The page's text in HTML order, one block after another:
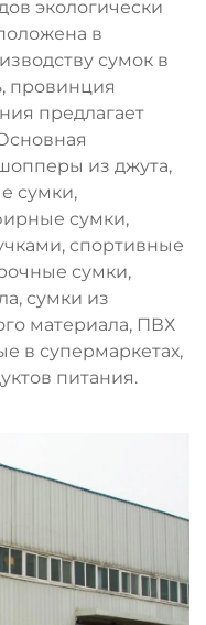
экологически
в
сумок в
провинция
предлагает
из джута,
сумки,
сумки,
спортивные
сумки,
сумки из
материала, ПВХ
в супермаркетах,
питания.